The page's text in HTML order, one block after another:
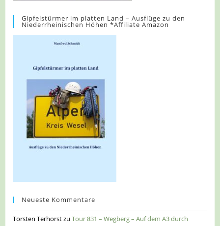
Gipfelstürmer im platten Land – Ausflüge zu den
Niederrheinischen Höhen *Affiliate Amazon
Neueste Kommentare
Torsten TerhorstzuTour 831 – Wegberg – Auf dem A3 durch